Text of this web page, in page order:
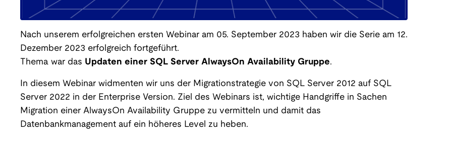
Nach unserem erfolgreichen ersten Webinar am 05. September 2023 haben wir die Serie am 12.
Dezember 2023 erfolgreich fortgeführt.
Thema war das Updaten einer SQL Server AlwaysOn Availability Gruppe.
In diesem Webinar widmenten wir uns der Migrationstrategie von SQL Server 2012 auf SQL
Server 2022 in der Enterprise Version. Ziel des Webinars ist, wichtige Handgriffe in Sachen
Migration einer AlwaysOn Availability Gruppe zu vermitteln und damit das
Datenbankmanagement auf ein höheres Level zu heben.